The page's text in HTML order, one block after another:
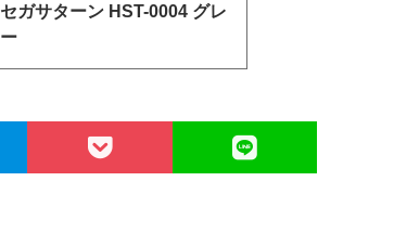
セガサターン HST-0004 グレ
ー